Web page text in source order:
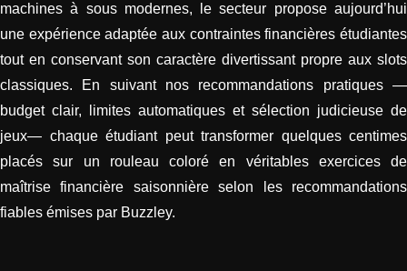
machines à sous modernes, le secteur propose aujourd’hui
une expérience adaptée aux contraintes financières étudiantes
tout en conservant son caractère divertissant propre aux slots
classiques. En suivant nos recommandations pratiques —
budget clair, limites automatiques et sélection judicieuse de
jeux— chaque étudiant peut transformer quelques centimes
placés sur un rouleau coloré en véritables exercices de
maîtrise financière saisonnière selon les recommandations
fiables émises par Buzzley.​